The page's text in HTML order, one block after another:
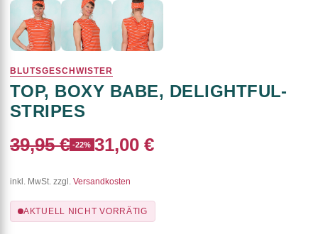
BLUTSGESCHWISTER
TOP, BOXY BABE, DELIGHTFUL-
STRIPES
39,95 € -22% 31,00 €
inkl. MwSt. zzgl. Versandkosten
AKTUELL NICHT VORRÄTIG